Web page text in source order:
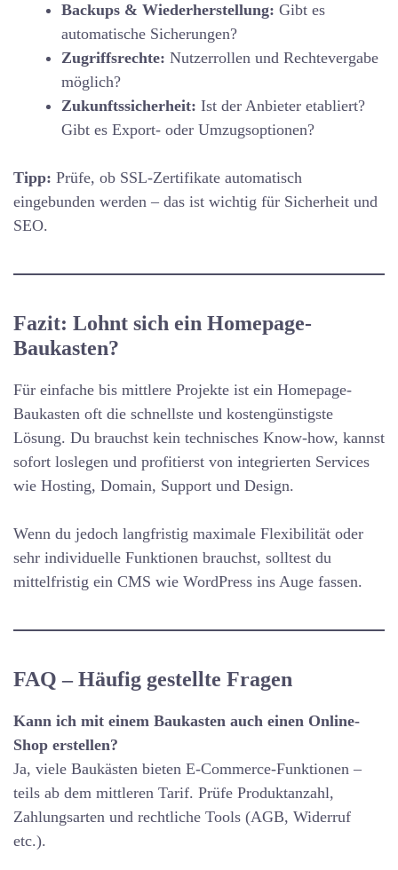
Backups & Wiederherstellung: Gibt es
automatische Sicherungen?
Zugriffsrechte: Nutzerrollen und Rechtevergabe
möglich?
Zukunftssicherheit: Ist der Anbieter etabliert?
Gibt es Export- oder Umzugsoptionen?
Tipp: Prüfe, ob SSL-Zertifikate automatisch
eingebunden werden – das ist wichtig für Sicherheit und
SEO.
Fazit: Lohnt sich ein Homepage-
Baukasten?
Für einfache bis mittlere Projekte ist ein Homepage-
Baukasten oft die schnellste und kostengünstigste
Lösung. Du brauchst kein technisches Know-how, kannst
sofort loslegen und profitierst von integrierten Services
wie Hosting, Domain, Support und Design.
Wenn du jedoch langfristig maximale Flexibilität oder
sehr individuelle Funktionen brauchst, solltest du
mittelfristig ein CMS wie WordPress ins Auge fassen.
FAQ – Häufig gestellte Fragen
Kann ich mit einem Baukasten auch einen Online-
Shop erstellen?
Ja, viele Baukästen bieten E-Commerce-Funktionen –
teils ab dem mittleren Tarif. Prüfe Produktanzahl,
Zahlungsarten und rechtliche Tools (AGB, Widerruf
etc.).